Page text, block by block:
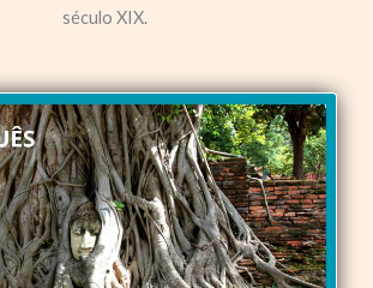
século XIX.